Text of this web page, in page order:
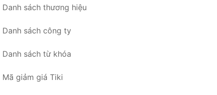
Danh sách thương hiệu
Danh sách công ty
Danh sách từ khóa
Mã giảm giá Tiki